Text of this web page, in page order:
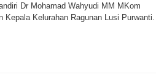
Dr Mohamad Wahyudi MM MKom
Kepala Kelurahan Ragunan Lusi Purwanti.